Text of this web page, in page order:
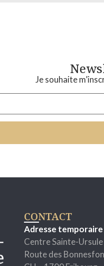
Je souhaite
CONTACT
Adresse
Centre Sainte-Ursule
Route des